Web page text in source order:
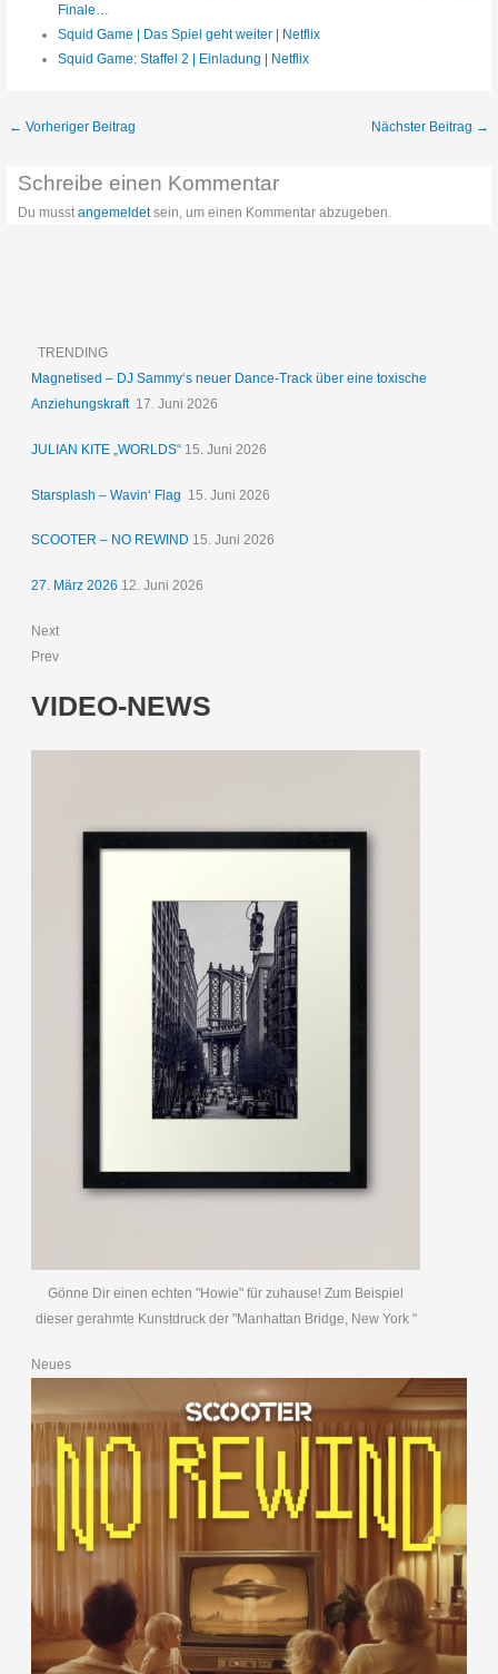
Finale…
Squid Game | Das Spiel geht weiter | Netflix
Squid Game: Staffel 2 | Einladung | Netflix
← Vorheriger Beitrag Nächster Beitrag →
Schreibe einen Kommentar
Du musstangemeldetsein, um einen Kommentar abzugeben.
TRENDING
Magnetised – DJ Sammy‘s neuer Dance-Track über eine toxische
Anziehungskraft 17. Juni 2026
JULIAN KITE „WORLDS“ 15. Juni 2026
Starsplash – Wavin‘ Flag 15. Juni 2026
SCOOTER – NO REWIND 15. Juni 2026
27. März 2026 12. Juni 2026
Next
Prev
VIDEO-NEWS
Gönne Dir einen echten "Howie" für zuhause! Zum Beispiel
dieser gerahmte Kunstdruck der "Manhattan Bridge, New York "
Neues